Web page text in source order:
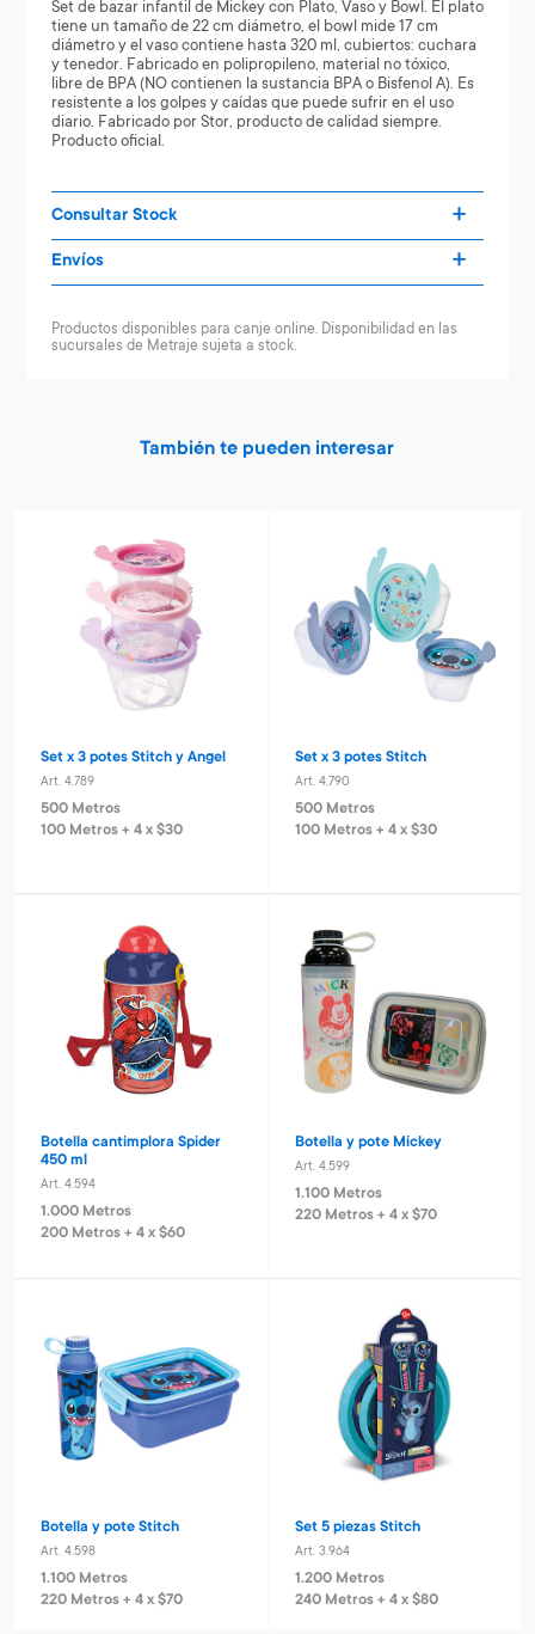
Set de bazar infantil de Mickey con Plato, Vaso y Bowl. El plato
tiene un tamaño de 22 cm diámetro, el bowl mide 17 cm
diámetro y el vaso contiene hasta 320 ml, cubiertos: cuchara
y tenedor. Fabricado en polipropileno, material no tóxico,
libre de BPA (NO contienen la sustancia BPA o Bisfenol A). Es
resistente a los golpes y caídas que puede sufrir en el uso
diario. Fabricado por Stor, producto de calidad siempre.
Producto oficial.
Consultar Stock
Envíos
Productos disponibles para canje online. Disponibilidad en las
sucursales de Metraje sujeta a stock.
También te pueden interesar
Set x 3 potes Stitch y Angel
Art. 4.789
500 Metros
100 Metros + 4 x $30
Set x 3 potes Stitch
Art. 4.790
500 Metros
100 Metros + 4 x $30
Botella cantimplora Spider
450 ml
Art. 4.594
1.000 Metros
200 Metros + 4 x $60
Botella y pote Mickey
Art. 4.599
1.100 Metros
220 Metros + 4 x $70
Botella y pote Stitch
Art. 4.598
1.100 Metros
220 Metros + 4 x $70
Set 5 piezas Stitch
Art. 3.964
1.200 Metros
240 Metros + 4 x $80